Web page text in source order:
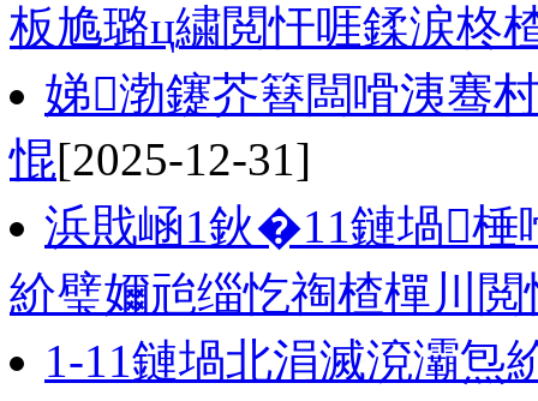
板尯璐ц繍閲忓啀鍒涙柊
娣渤鑳芥簮闆嗗洟骞
惃[2025-12-31]
浜戝崡1鈥�11鏈堝棰
紒璧嬭兘缁忔祹楂樿川
1-11鏈堝北涓滅渷灞